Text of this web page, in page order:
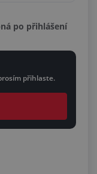
po přihlášení
přihlaste.